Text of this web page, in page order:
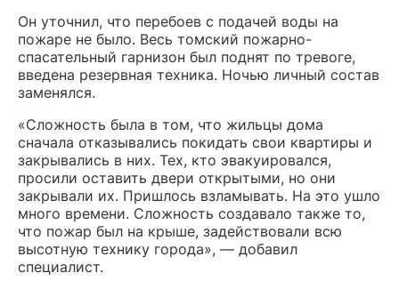
Он уточнил, что перебоев с подачей воды на
пожаре не было. Весь томский пожарно-
спасательный гарнизон был поднят по тревоге,
введена резервная техника. Ночью личный состав
заменялся.
«Сложность была в том, что жильцы дома
сначала отказывались покидать свои квартиры и
закрывались в них. Тех, кто эвакуировался,
просили оставить двери открытыми, но они
закрывали их. Пришлось взламывать. На это ушло
много времени. Сложность создавало также то,
что пожар был на крыше, задействовали всю
высотную технику города», — добавил
специалист.